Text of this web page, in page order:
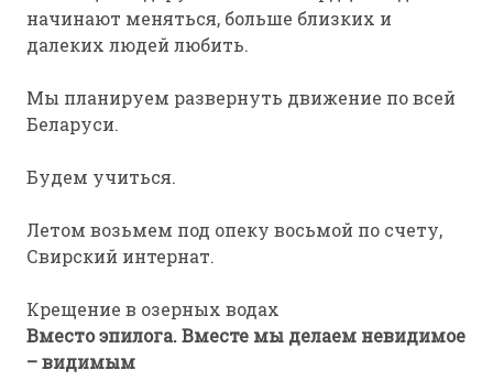
начинают меняться, больше близких и
далеких людей любить.
Мы планируем развернуть движение по всей
Беларуси.
Будем учиться.
Летом возьмем под опеку восьмой по счету,
Свирский интернат.
Крещение в озерных водах
Вместо эпилога. Вместе мы делаем невидимое
– видимым